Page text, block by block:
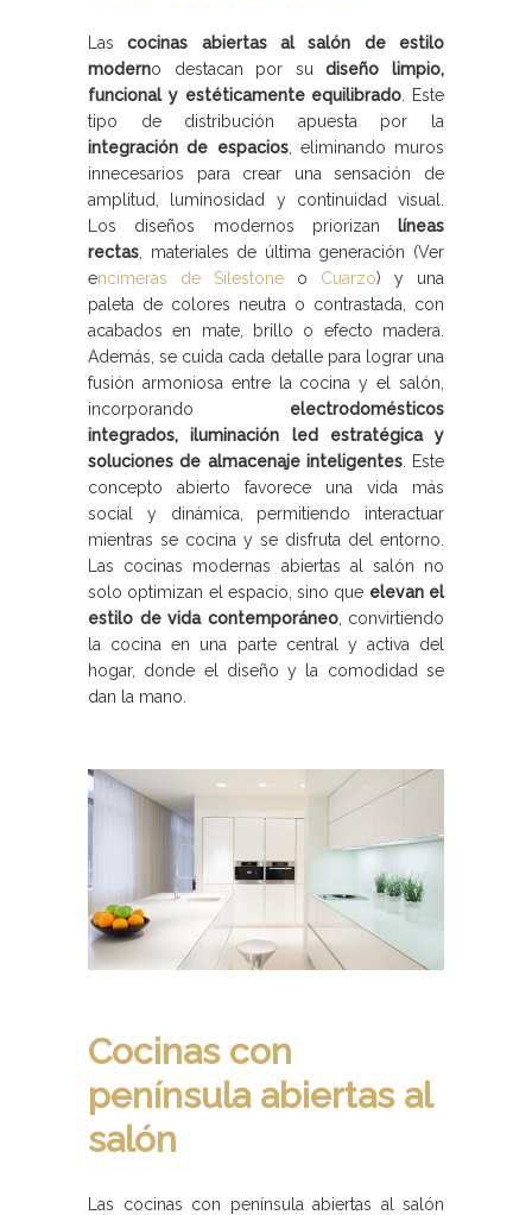
Lascocinas abiertas al salón de estilo
moderno destacan por sudiseño limpio,
funcional y estéticamente equilibrado . Este
tipo de distribución apuesta por la
integración de espacios, eliminando muros
innecesarios para crear una sensación de
amplitud, luminosidad y continuidad visual.
Los diseños modernos priorizan
líneas
rectas , materiales de última generación (Ver
encimeras de Silestone o Cuarzo) y una
paleta de colores neutra o contrastada, con
acabados en mate, brillo o efecto madera.
Además, se cuida cada detalle para lograr una
fusión armoniosa entre la cocina y el salón,
incorporando electrodomésticos
integrados, iluminación led estratégica y
soluciones de almacenaje inteligentes. Este
concepto abierto favorece una vida más
social y dinámica, permitiendo interactuar
mientras se cocina y se disfruta del entorno.
Las cocinas modernas abiertas al salón no
solo optimizan el espacio, sino que elevan el
estilo de vida contemporáneo, convirtiendo
la cocina en una parte central y activa del
hogar, donde el diseño y la comodidad se
dan la mano.
Cocinas con
península abiertas al
salón
Las cocinas con península abiertas al salón